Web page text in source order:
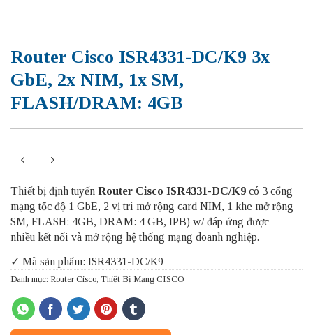
Router Cisco ISR4331-DC/K9 3x
GbE, 2x NIM, 1x SM,
FLASH/DRAM: 4GB
Thiết bị định tuyến Router Cisco ISR4331-DC/K9 có 3 cổng
mạng tốc độ 1 GbE, 2 vị trí mở rộng card NIM, 1 khe mở rộng
SM, FLASH: 4GB, DRAM: 4 GB, IPB) w/ đáp ứng được
nhiều kết nối và mở rộng hệ thống mạng doanh nghiệp.
✓ Mã sản phẩm: ISR4331-DC/K9
Danh mục: Router Cisco Thiết Bị Mạng CISCO